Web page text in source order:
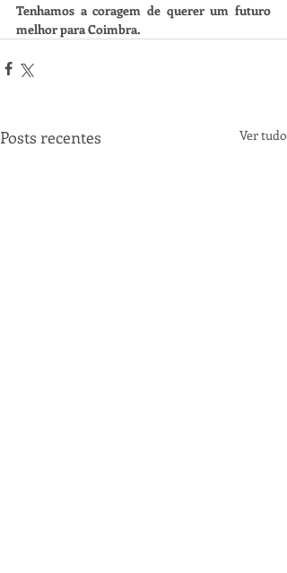
Tenhamos a coragem de querer um futuro
melhor para Coimbra.
Posts recentes Ver tudo